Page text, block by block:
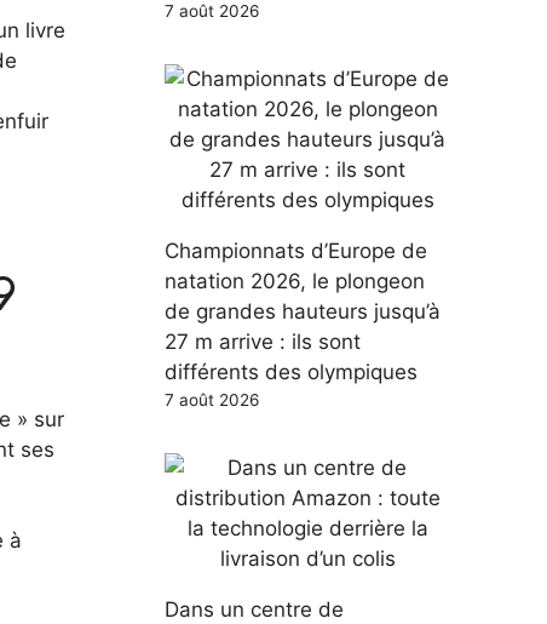
livre
» sur
ses
à
7 août 2026
Championnats d’Europe de
natation 2026, le plongeon
de grandes hauteurs jusqu’à
27 m arrive : ils sont
différents des olympiques
7 août 2026
Dans un centre de